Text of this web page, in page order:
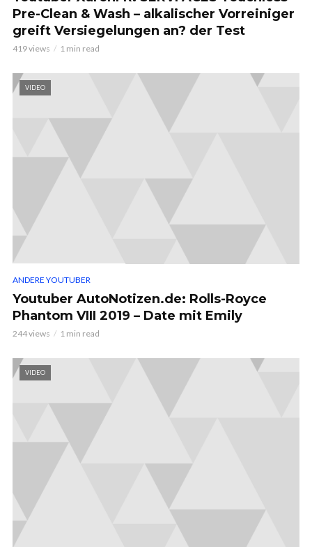
Pre-Clean & Wash – alkalischer Vorreiniger
greift Versiegelungen an? der Test
419 views 1 min read
VIDEO
ANDERE YOUTUBER
Youtuber AutoNotizen.de: Rolls-Royce
Phantom VIII 2019 – Date mit Emily
244 views 1 min read
VIDEO